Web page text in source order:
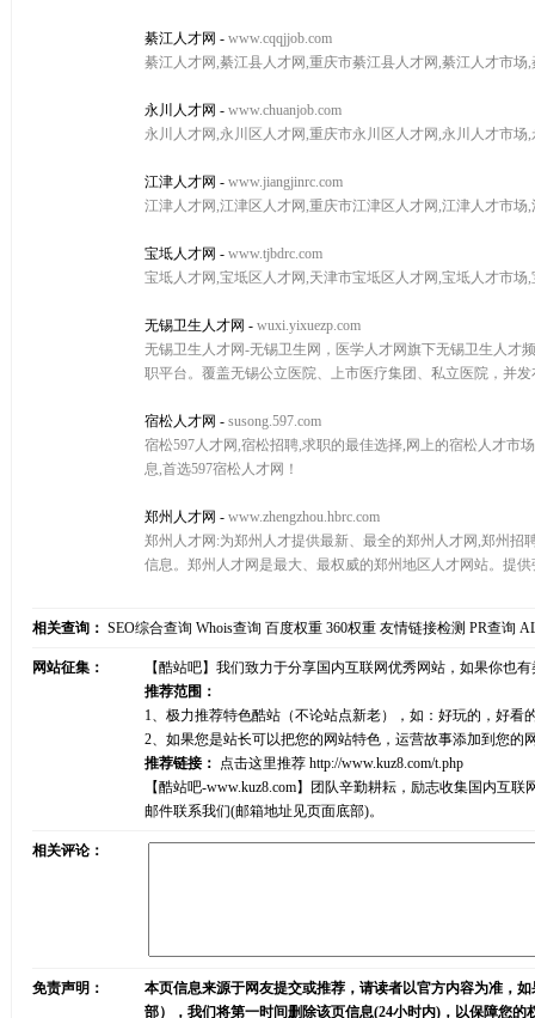
綦江人才网 - www.cqqjjob.com
綦江人才网,綦江县人才网,重庆市綦江县人才网,綦江人才市
永川人才网 - www.chuanjob.com
永川人才网,永川区人才网,重庆市永川区人才网,永川人才市
江津人才网 - www.jiangjinrc.com
江津人才网,江津区人才网,重庆市江津区人才网,江津人才市
宝坻人才网 - www.tjbdrc.com
宝坻人才网,宝坻区人才网,天津市宝坻区人才网,宝坻人才市
无锡卫生人才网 - wuxi.yixuezp.com
无锡卫生人才网-无锡卫生网，医学人才网旗下无锡卫生人才
职平台。覆盖无锡公立医院、上市医疗集团、私立医院，并
宿松人才网 - susong.597.com
宿松597人才网,宿松招聘,求职的最佳选择,网上的宿松人才市
息,首选597宿松人才网！
郑州人才网 - www.zhengzhou.hbrc.com
郑州人才网:为郑州人才提供最新、最全的郑州人才网,郑州
信息。郑州人才网是最大、最权威的郑州地区人才网站。提
相关查询： SEO综合查询 Whois查询 百度权重 360权重 友情链接检测 PR查询
网站征集：
【酷站吧】我们致力于分享国内互联网优秀网站，如果你也
推荐范围：
1、极力推荐特色酷站（不论站点新老），如：好玩的，好
2、如果您是站长可以把您的网站特色，运营故事添加到您
推荐链接： 点击这里推荐 http://www.kuz8.com/t.php
【酷站吧-www.kuz8.com】团队辛勤耕耘，励志收集国内互
邮件联系我们(邮箱地址见页面底部)。
相关评论：
免责声明：
本页信息来源于网友提交或推荐，请读者以官方内容为准，
部），我们将第一时间删除该页信息(24小时内)，以保障您的